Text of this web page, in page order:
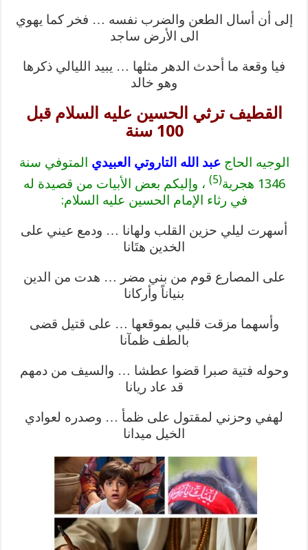
إلى أن أسال الطعن والضرب نفسه … فخر كما يهوي
الى الأرض ساجد
فيا وقعة ما أحدث الدهر مثلها … يبيد الليالي ذكرها
وهو خالد
القطيف ترثي الحسين عليه السلام قبل
100 سنة
الوجيه الحاجعبد الله التاروتي العبيدي المتوفي سنة
1346 هجرية
(5)
، وإليكم بعض الأبيات من قصيدة له
في رثاء الإمام الحسين عليه السلام:
أسهرت ليلي حزين القلب ولهانا … ودمع عيني على
الخدين هتَانا
على المصارع قوم من بني مضر … هدت من الدين
بنياناً وأركانا
وأسهما مزقت قلبي بموقعها … على قتيل قضى
بالطف ظمآنا
وحوله فتية صبرا قضوا عطشا … والسيف من دمهم
قد عاد ريانا
لهفي وحزني لمقتول على ظمأ … وصدره لعوادي
الخيل ميدانا